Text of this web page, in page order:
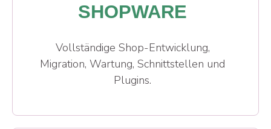
SHOPWARE
Vollständige Shop-Entwicklung,
Migration, Wartung, Schnittstellen und
Plugins.